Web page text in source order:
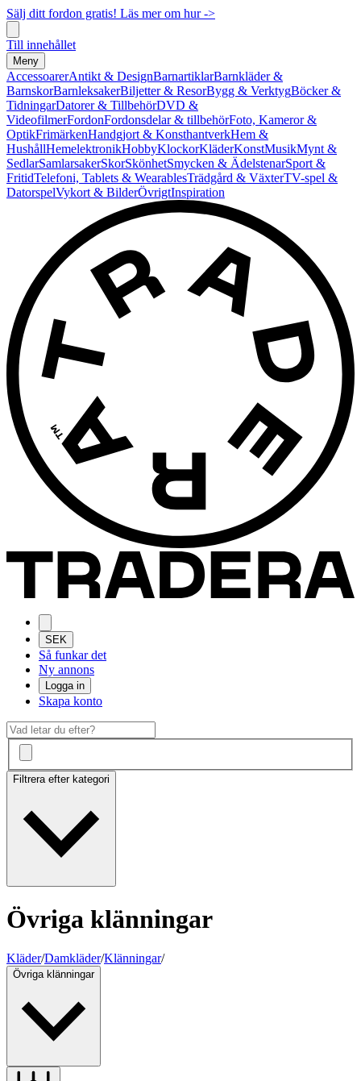
Sälj ditt fordon gratis! Läs mer om hur ->
Till innehållet
Meny
AccessoarerAntikt & DesignBarnartiklarBarnkläder &
BarnskorBarnleksakerBiljetter & ResorBygg & VerktygBöcker &
TidningarDatorer & TillbehörDVD &
VideofilmerFordonFordonsdelar & tillbehörFoto, Kameror &
OptikFrimärkenHandgjort & KonsthantverkHem &
HushållHemelektronikHobbyKlockorKläderKonstMusikMynt &
SedlarSamlarsakerSkorSkönhetSmycken & ÄdelstenarSport &
FritidTelefoni, Tablets & WearablesTrädgård & VäxterTV-spel &
DatorspelVykort & BilderÖvrigtInspiration
SEK
Så funkar det
Ny annons
Logga in
Skapa konto
Filtrera efter kategori
Övriga klänningar
Kläder/Damkläder/Klänningar/
Övriga klänningar